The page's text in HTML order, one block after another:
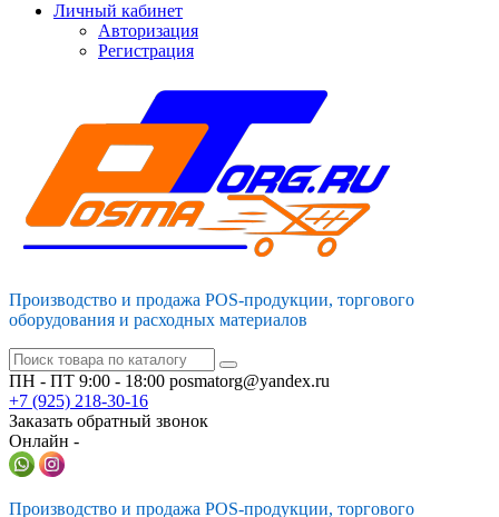
Личный кабинет
Авторизация
Регистрация
Производство и продажа POS-продукции, торгового
оборудования и расходных материалов
ПН - ПТ 9:00 - 18:00 posmatorg@yandex.ru
+7 (925) 218-30-16
Заказать обратный звонок
Онлайн -
Производство и продажа POS-продукции, торгового